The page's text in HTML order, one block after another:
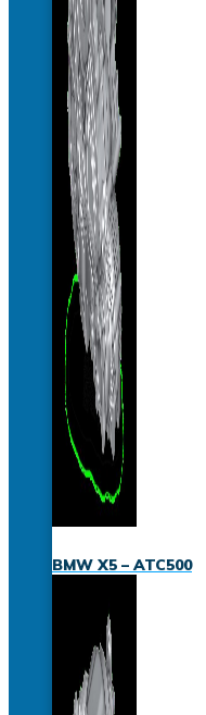
BMW X5 – ATC500